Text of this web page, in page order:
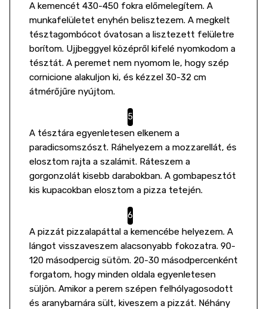
A kemencét 430-450 fokra előmelegítem. A
munkafelületet enyhén belisztezem. A megkelt
tésztagombócot óvatosan a lisztezett felületre
borítom. Ujjbeggyel középről kifelé nyomkodom a
tésztát. A peremet nem nyomom le, hogy szép
cornicione alakuljon ki, és kézzel 30-32 cm
átmérőjűre nyújtom.
A tésztára egyenletesen elkenem a
paradicsomszószt. Ráhelyezem a mozzarellát, és
elosztom rajta a szalámit. Ráteszem a
gorgonzolát kisebb darabokban. A gombapesztót
kis kupacokban elosztom a pizza tetején.
A pizzát pizzalapáttal a kemencébe helyezem. A
lángot visszaveszem alacsonyabb fokozatra. 90-
120 másodpercig sütöm. 20-30 másodpercenként
forgatom, hogy minden oldala egyenletesen
süljön. Amikor a perem szépen felhólyagosodott
és aranybarnára sült, kiveszem a pizzát. Néhány